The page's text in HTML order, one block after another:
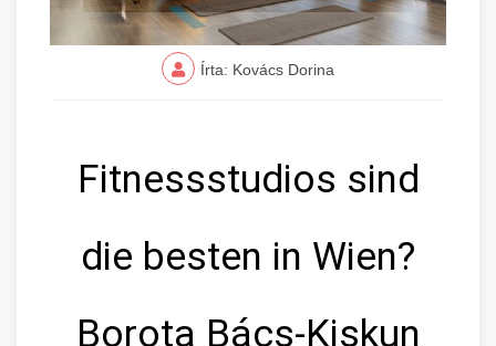
Írta: Kovács Dorina
Fitnessstudios sind
die besten in Wien?
Borota Bács-Kiskun